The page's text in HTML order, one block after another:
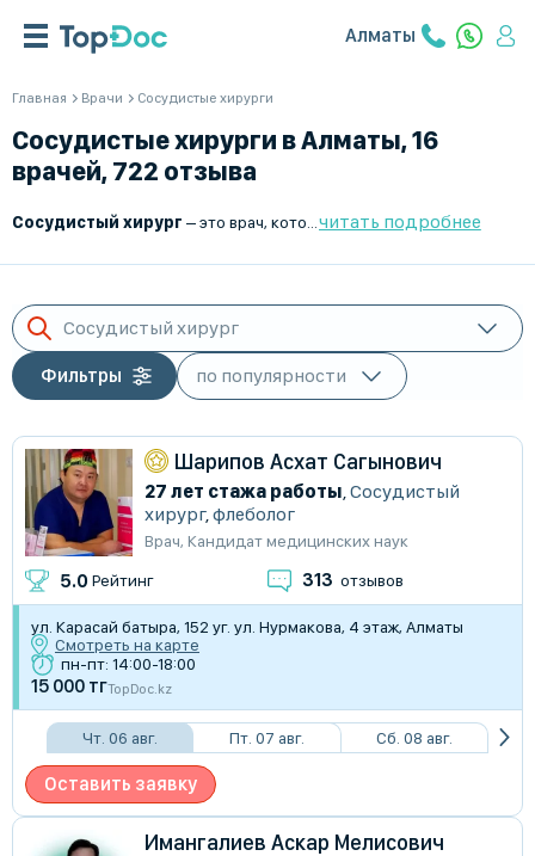
Алматы
Главная Врачи Cосудистые хирурги
Сосудистые хирурги в Алматы, 16
врачей, 722 отзыва
Сосудистый хирург – это врач, который занимается диагностикой и хирургическим лечением заболеваний артерий, вен и лимфатических сосудов. читать подробнее
Сосудистый хирург
Фильтры
Шарипов Асхат Сагынович
27 лет стажа работы,Сосудистый
хирург,флеболог
Врач, Кандидат медицинских наук
5.0 Рейтинг 313 отзывов
ул. Карасай батыра, 152 уг. ул. Нурмакова, 4 этаж, Алматы
Смотреть на карте
пн-пт: 14:00-18:00
15 000 тгTopDoc.kz
Чт. 06 авг. Пт. 07 авг. Сб. 08 авг.
Оставить заявку
Имангалиев Аскар Мелисович